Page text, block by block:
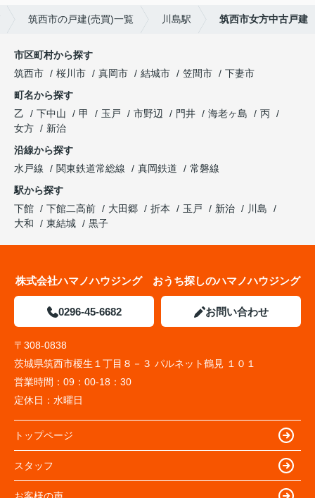
筑西市の戸建(売買)一覧 川島駅 筑西市女方中古戸建
市区町村から探す
筑西市
桜川市 真岡市 結城市 笠間市
下妻市
町名から探す
乙
下中山 甲 玉戸 市野辺 門井 海老ヶ島
丙
女方
新治
沿線から探す
水戸線
関東鉄道常総線 真岡鉄道
常磐線
駅から探す
下館
下館二高前 大田郷 折本 玉戸 新治
川島
大和
東結城 黒子
株式会社ハマノハウジング おうち探しのハマノハウジング
0296-45-6682 お問い合わせ
〒308-0838
茨城県筑西市榎生１丁目８－３ パルネット鶴見 １０１
営業時間： 09：00-18：30
定休日： 水曜日
トップページ
スタッフ
お客様の声